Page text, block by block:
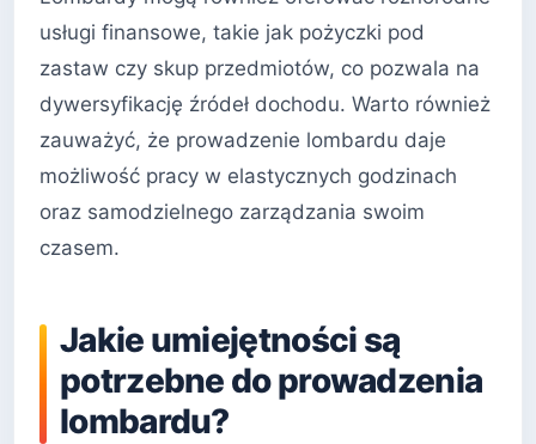
usługi finansowe, takie jak pożyczki pod
zastaw czy skup przedmiotów, co pozwala na
dywersyfikację źródeł dochodu. Warto również
zauważyć, że prowadzenie lombardu daje
możliwość pracy w elastycznych godzinach
oraz samodzielnego zarządzania swoim
czasem.
Jakie umiejętności są
potrzebne do prowadzenia
lombardu?